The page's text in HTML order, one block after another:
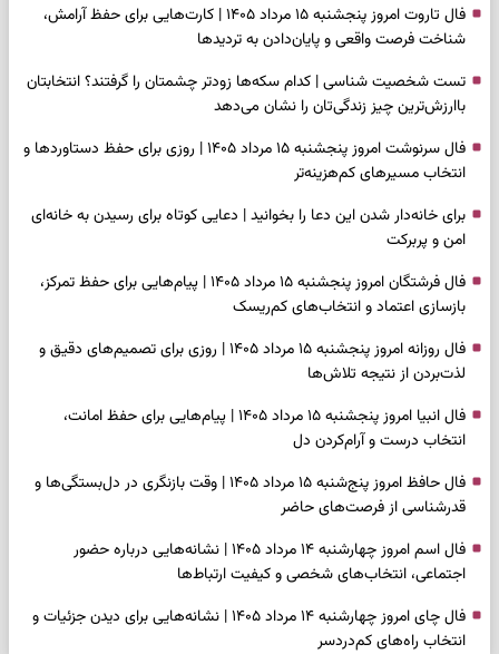
فال تاروت امروز پنجشنبه ۱۵ مرداد ۱۴۰۵ | کارت‌هایی برای حفظ آرامش،
شناخت فرصت واقعی و پایان‌دادن به تردیدها
تست شخصیت شناسی | کدام سکه‌ها زودتر چشمتان را گرفتند؟ انتخابتان
باارزش‌ترین چیز زندگی‌تان را نشان می‌دهد
فال سرنوشت امروز پنجشنبه ۱۵ مرداد ۱۴۰۵ | روزی برای حفظ دستاوردها و
انتخاب مسیرهای کم‌هزینه‌تر
برای خانه‌دار شدن این دعا را بخوانید | دعایی کوتاه برای رسیدن به خانه‌ای
امن و پربرکت
فال فرشتگان امروز پنجشنبه ۱۵ مرداد ۱۴۰۵ | پیام‌هایی برای حفظ تمرکز،
بازسازی اعتماد و انتخاب‌های کم‌ریسک
فال روزانه امروز پنجشنبه ۱۵ مرداد ۱۴۰۵ | روزی برای تصمیم‌های دقیق و
لذت‌بردن از نتیجه تلاش‌ها
فال انبیا امروز پنجشنبه ۱۵ مرداد ۱۴۰۵ | پیام‌هایی برای حفظ امانت،
انتخاب درست و آرام‌کردن دل
فال حافظ امروز پنج‌شنبه ۱۵ مرداد ۱۴۰۵ | وقت بازنگری در دل‌بستگی‌ها و
قدرشناسی از فرصت‌های حاضر
فال اسم امروز چهارشنبه ۱۴ مرداد ۱۴۰۵ | نشانه‌هایی درباره حضور
اجتماعی، انتخاب‌های شخصی و کیفیت ارتباط‌ها
فال چای امروز چهارشنبه ۱۴ مرداد ۱۴۰۵ | نشانه‌هایی برای دیدن جزئیات و
انتخاب راه‌های کم‌دردسر